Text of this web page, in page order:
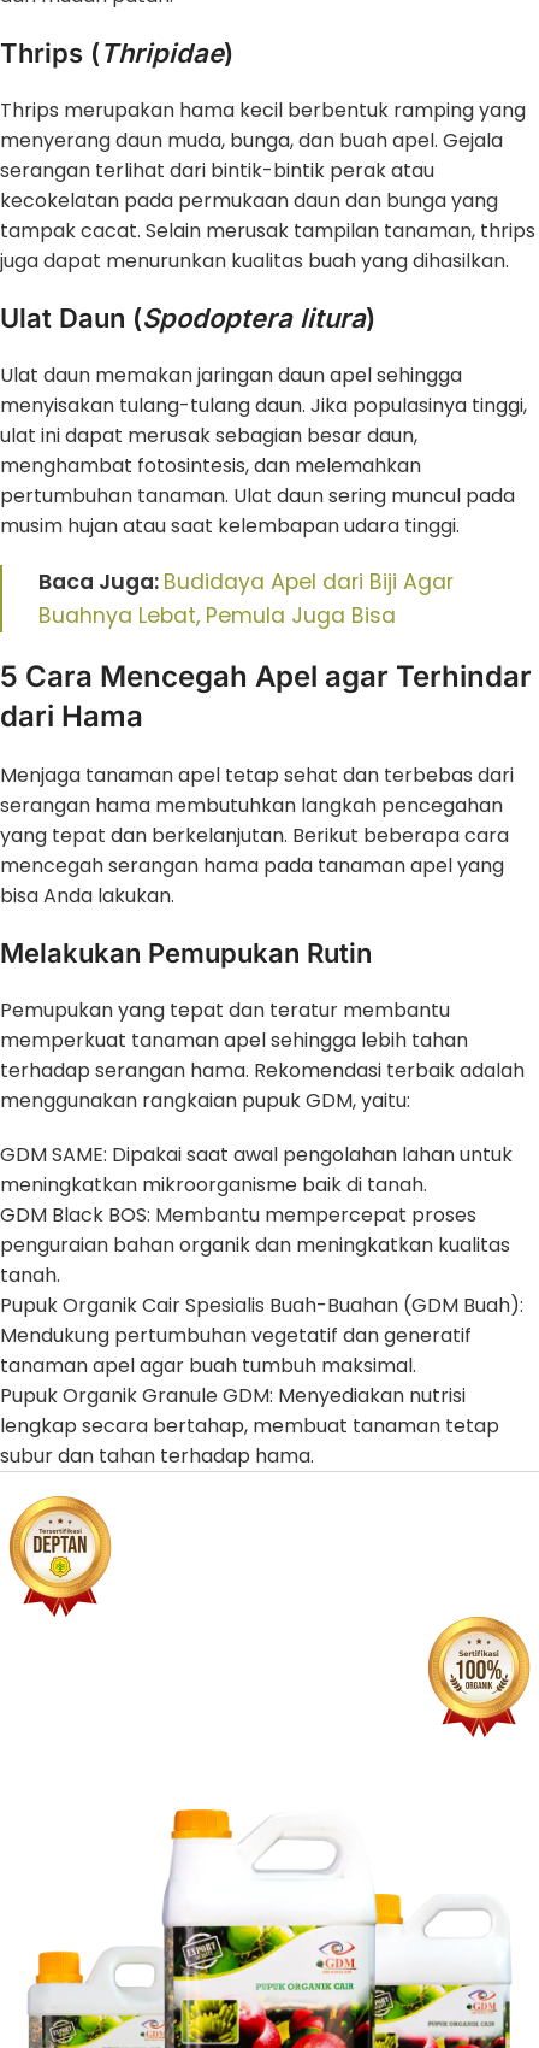
Thrips (Thripidae)
Thrips merupakan hama kecil berbentuk ramping yang
menyerang daun muda, bunga, dan buah apel. Gejala
serangan terlihat dari bintik-bintik perak atau
kecokelatan pada permukaan daun dan bunga yang
tampak cacat. Selain merusak tampilan tanaman, thrips
juga dapat menurunkan kualitas buah yang dihasilkan.
Ulat Daun (Spodoptera litura)
Ulat daun memakan jaringan daun apel sehingga
menyisakan tulang-tulang daun. Jika populasinya tinggi,
ulat ini dapat merusak sebagian besar daun,
menghambat fotosintesis, dan melemahkan
pertumbuhan tanaman. Ulat daun sering muncul pada
musim hujan atau saat kelembapan udara tinggi.
Baca Juga: Budidaya Apel dari Biji Agar
Buahnya Lebat, Pemula Juga Bisa
5 Cara Mencegah Apel agar Terhindar
dari Hama
Menjaga tanaman apel tetap sehat dan terbebas dari
serangan hama membutuhkan langkah pencegahan
yang tepat dan berkelanjutan. Berikut beberapa cara
mencegah serangan hama pada tanaman apel yang
bisa Anda lakukan.
Melakukan Pemupukan Rutin
Pemupukan yang tepat dan teratur membantu
memperkuat tanaman apel sehingga lebih tahan
terhadap serangan hama. Rekomendasi terbaik adalah
menggunakan rangkaian pupuk GDM, yaitu:
GDM SAME: Dipakai saat awal pengolahan lahan untuk
meningkatkan mikroorganisme baik di tanah.
GDM Black BOS: Membantu mempercepat proses
penguraian bahan organik dan meningkatkan kualitas
tanah.
Pupuk Organik Cair Spesialis Buah-Buahan (GDM Buah):
Mendukung pertumbuhan vegetatif dan generatif
tanaman apel agar buah tumbuh maksimal.
Pupuk Organik Granule GDM: Menyediakan nutrisi
lengkap secara bertahap, membuat tanaman tetap
subur dan tahan terhadap hama.